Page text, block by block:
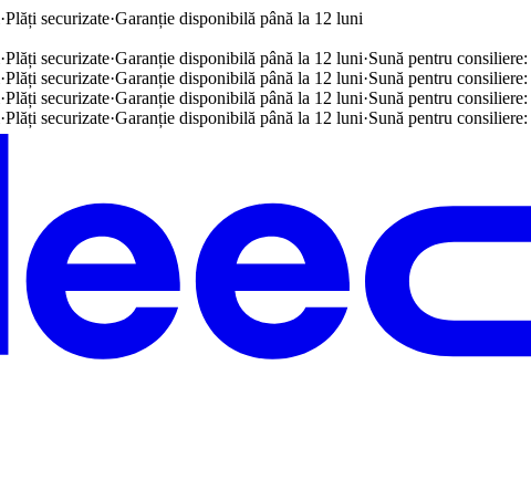
·Plăți securizate·Garanție disponibilă până la 12 luni
·Plăți securizate·Garanție disponibilă până la 12 luni·Sună pentru consiliere:
·Plăți securizate·Garanție disponibilă până la 12 luni·Sună pentru consiliere:
·Plăți securizate·Garanție disponibilă până la 12 luni·Sună pentru consiliere:
·Plăți securizate·Garanție disponibilă până la 12 luni·Sună pentru consiliere: